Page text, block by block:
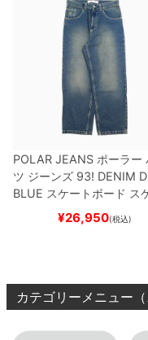
POLAR JEANS ポーラー
ツ ジーンズ 93! DENIM
BLUE スケートボード ス
¥26,950(税込)
カテゴリーメニュー（